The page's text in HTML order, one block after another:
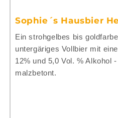
Sophie´s Hausbier
Ein strohgelbes bis
untergäriges Vollbier mit
12% und 5,0 Vol. % Alkohol
malzbetont.